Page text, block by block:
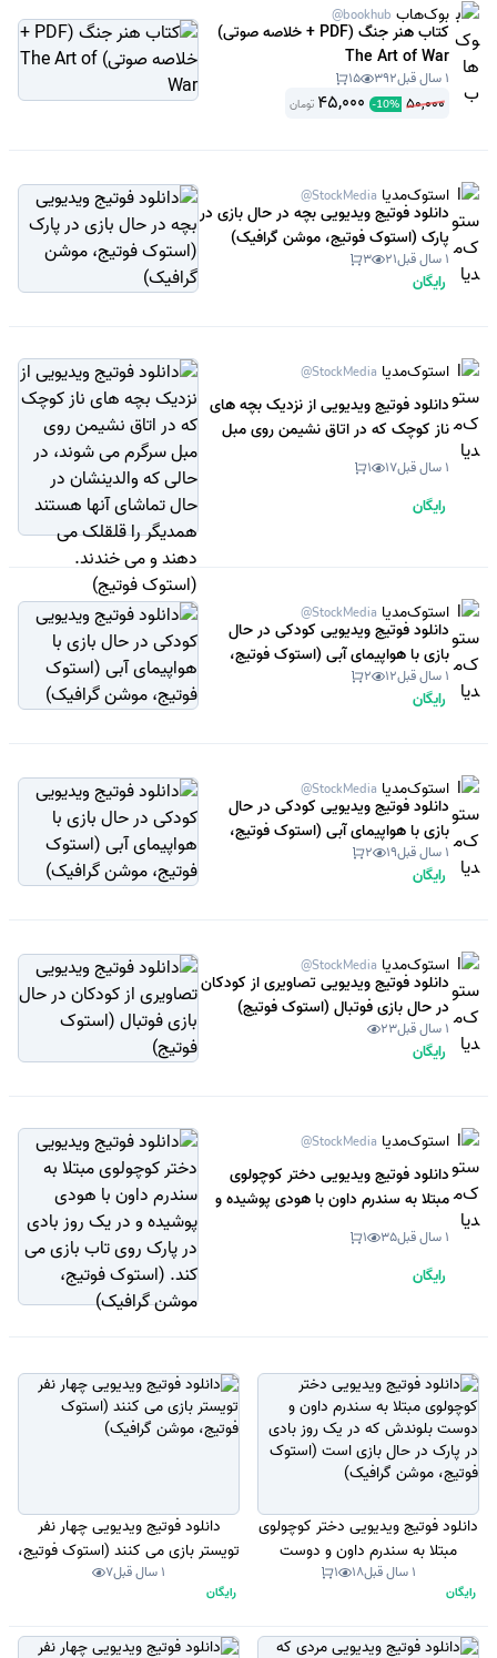
بوک‌هاب @bookhub
کتاب هنر جنگ (PDF + خلاصه صوتی)
The Art of War
1 سال قبل 392
15
50,000
-10%
45,000 تومان
استوک‌مدیا @StockMedia
دانلود فوتیج ویدیویی بچه در حال بازی در
پارک (استوک فوتیج، موشن گرافیک)
1 سال قبل 21
3
رایگان
استوک‌مدیا @StockMedia
دانلود فوتیج ویدیویی از نزدیک بچه های
ناز کوچک که در اتاق نشیمن روی مبل
سرگرم می شوند، در حالی که والدینشان
در حال تماشای آنها هستند همدیگر را
قلقلک می دهند و می خندند. (استوک
1 سال قبل 17
1
رایگان
استوک‌مدیا @StockMedia
دانلود فوتیج ویدیویی کودکی در حال
بازی با هواپیمای آبی (استوک فوتیج،
موشن گرافیک)1 سال قبل 12
2
رایگان
استوک‌مدیا @StockMedia
دانلود فوتیج ویدیویی کودکی در حال
بازی با هواپیمای آبی (استوک فوتیج،
موشن گرافیک)1 سال قبل 19
2
رایگان
استوک‌مدیا @StockMedia
دانلود فوتیج ویدیویی تصاویری از کودکان
در حال بازی فوتبال (استوک فوتیج)
1 سال قبل 23
رایگان
استوک‌مدیا @StockMedia
دانلود فوتیج ویدیویی دختر کوچولوی
مبتلا به سندرم داون با هودی پوشیده و
در یک روز بادی در پارک روی تاب بازی
می کند. (استوک فوتیج، موشن گرافیک)1 سال قبل 35
1
رایگان
دانلود فوتیج ویدیویی دختر کوچولوی
مبتلا به سندرم داون و دوست
بلوندش که در یک روز بادی در پارک
در حال بازی است (استوک فوتیج،
1 سال قبل 18
1
رایگان
دانلود فوتیج ویدیویی چهار نفر
تویستر بازی می کنند (استوک فوتیج،
موشن گرافیک)1 سال قبل 7
رایگان